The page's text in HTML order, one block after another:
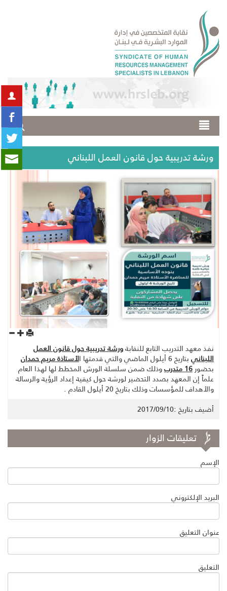
ورشة تدريبية حول قانون العمل اللبناني
نفذ معهد التدريب التابع للنقابةورشة تدريبية حول قانون العمل
اللبناني بتاريخ 6 أيلول الماضي والتي قدمتها ا
لأستاذة مريم حمدان
بحضور 16 متدرب
وذلك ضمن سلسلة الورش المخطط لها لهذا العام
علماً إن المعهد بصدد التحضير لورشة حول كيفية إعداد الرؤية والرسالة
والأهداف للمؤسسات وذلك بتاريخ 20 أيلول القادم .
أضيف بتاريخ :2017/09/10
تعليقات الزوار
الإسم
البريد الإلكتروني
عنوان التعليق
التعليق